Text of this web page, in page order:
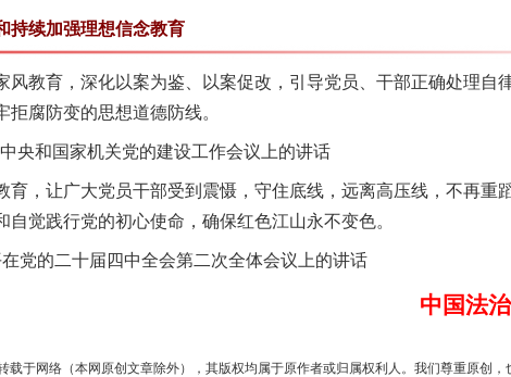
续加强理想信念教育
教育，深化以案为鉴、以案促改，引导党员、干部正确处理自
腐防变的思想道德防线。
和国家机关党的建设工作会议上的讲话
，让广大党员干部受到震慑，守住底线，远离高压线，不再重
觉践行党的初心使命，确保红色江山永不变色。
的二十届四中全会第二次全体会议上的讲话
中国法
载于网络（本网原创文章除外），其版权均属于原作者或归属权利人。我们尊重原创
以产业富民促振兴 酒